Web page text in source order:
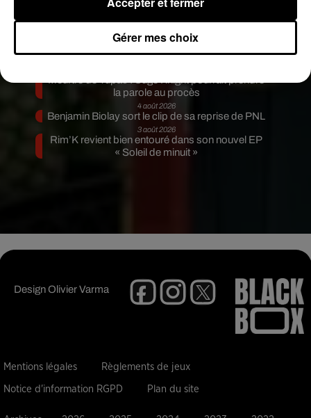
Russ frappe fort avec son nouveau single «
Coulda Shoulda Woulda »
Tiakola annonce le premier concert de son
WpointM Tour
la parole au procès
4 août 2026
Benjamin Biolay sort le clip de sa reprise de PNL
3 août 2026
Rim’K revient bien entouré dans son nouvel EP
« Soleil de minuit »
DesignOlivier Varma
Mentions légales Règlements de jeux
Notice d'information RGPD Plan du site
Gérer mes choix